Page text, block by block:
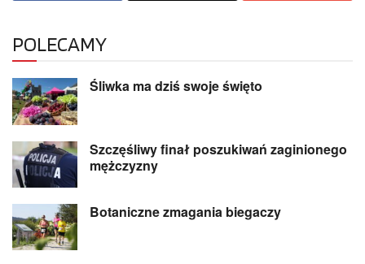
POLECAMY
Śliwka ma dziś swoje święto
Szczęśliwy finał poszukiwań zaginionego
mężczyzny
Botaniczne zmagania biegaczy